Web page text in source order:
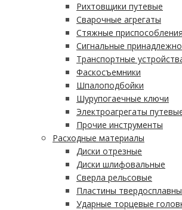
Рихтовщики путевые
Сварочные агрегаты
Стяжные приспособления
Сигнальные
Транспортные
Фаскосъемники
Шпалоподбойки
Шурупогаечные ключи
Электроагрегаты
Прочие инструменты
Расходные материалы
Диски отрезные
Диски шлифовальные
Сверла рельсовые
Пластины
Ударные торцевые